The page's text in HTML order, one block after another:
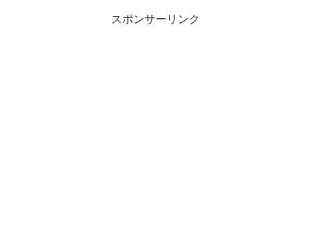
スポンサーリンク